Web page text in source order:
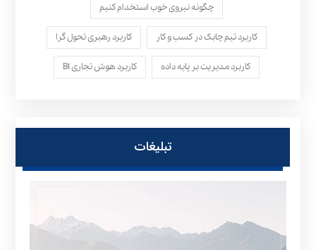
چگونه نیروی خوب استخدام کنیم
کاربرد تیم چابک در کسب و کار کاربرد رهبری تحول‌ گرا
کاربرد مدیریت بر پایه داده کاربرد هوش تجاری BI
تبلیغات